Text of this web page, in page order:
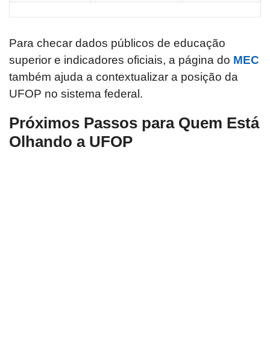
Para checar dados públicos de educação
superior e indicadores oficiais, a página do MEC
também ajuda a contextualizar a posição da
UFOP no sistema federal.
Próximos Passos para Quem Está
Olhando a UFOP